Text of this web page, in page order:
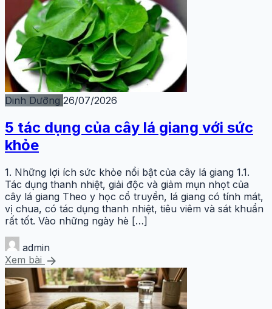
Dinh Dưỡng 26/07/2026
5 tác dụng của cây lá giang với sức
khỏe
1. Những lợi ích sức khỏe nổi bật của cây lá giang 1.1.
Tác dụng thanh nhiệt, giải độc và giảm mụn nhọt của
cây lá giang Theo y học cổ truyền, lá giang có tính mát,
vị chua, có tác dụng thanh nhiệt, tiêu viêm và sát khuẩn
rất tốt. Vào những ngày hè […]
admin
Xem bài arrow_forward